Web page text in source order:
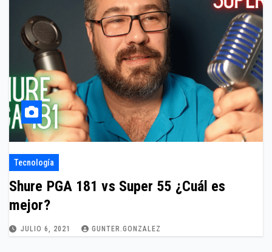
Tecnología
Shure PGA 181 vs Super 55 ¿Cuál es
mejor?
JULIO 6, 2021 GUNTER.GONZALEZ